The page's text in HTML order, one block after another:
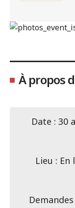
À propos
Date : 30
Lieu : En